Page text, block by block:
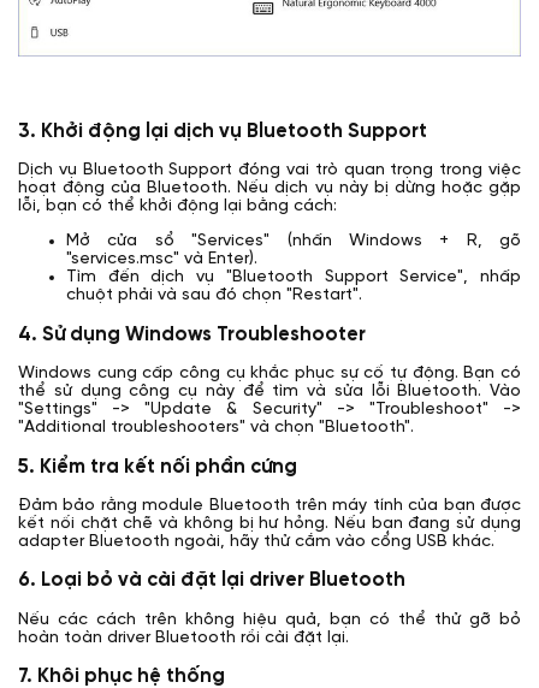
3. Khởi động lại dịch vụ Bluetooth Support
Dịch vụ Bluetooth Support đóng vai trò quan trọng trong việc
hoạt động của Bluetooth. Nếu dịch vụ này bị dừng hoặc gặp
lỗi, bạn có thể khởi động lại bằng cách:
Mở cửa sổ "Services" (nhấn Windows + R, gõ
"services.msc" và Enter).
Tìm đến dịch vụ "Bluetooth Support Service", nhấp
chuột phải và sau đó chọn "Restart".
4. Sử dụng Windows Troubleshooter
Windows cung cấp công cụ khắc phục sự cố tự động. Bạn có
thể sử dụng công cụ này để tìm và sửa lỗi Bluetooth. Vào
"Settings" -> "Update & Security" -> "Troubleshoot" ->
"Additional troubleshooters" và chọn "Bluetooth".
5. Kiểm tra kết nối phần cứng
Đảm bảo rằng module Bluetooth trên máy tính của bạn được
kết nối chặt chẽ và không bị hư hỏng. Nếu bạn đang sử dụng
adapter Bluetooth ngoài, hãy thử cắm vào cổng USB khác.
6. Loại bỏ và cài đặt lại driver Bluetooth
Nếu các cách trên không hiệu quả, bạn có thể thử gỡ bỏ
hoàn toàn driver Bluetooth rồi cài đặt lại.
7. Khôi phục hệ thống